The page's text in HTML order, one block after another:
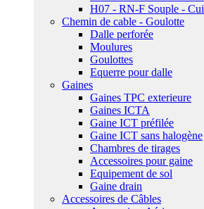
H07 - RN-F Souple -
Chemin de cable - Goulotte
Dalle perforée
Moulures
Goulottes
Equerre pour dalle
Gaines
Gaines TPC exterieure
Gaines ICTA
Gaine ICT préfilée
Gaine ICT sans halogène
Chambres de tirages
Accessoires pour gaine
Equipement de sol
Gaine drain
Accessoires de Câbles